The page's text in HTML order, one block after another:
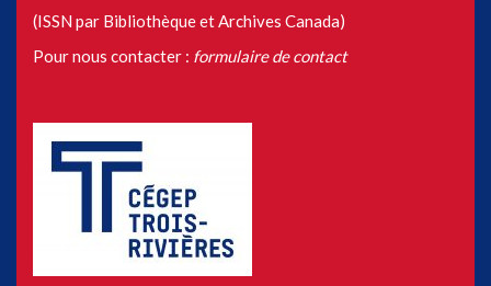
(ISSN par Bibliothèque et Archives Canada)
Pour nous contacter : formulaire de contact